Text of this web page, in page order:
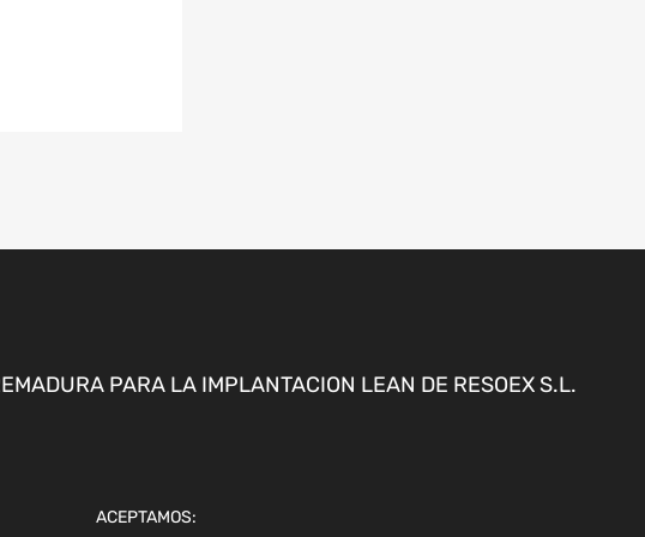
PARA LA IMPLANTACION LEAN DE RESOEX S.L.
ACEPTAMOS: